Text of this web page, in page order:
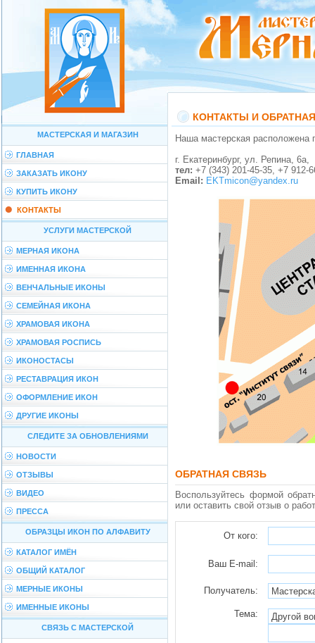
МАСТЕРСКАЯ И МАГАЗИН
ГЛАВНАЯ
ЗАКАЗАТЬ ИКОНУ
КУПИТЬ ИКОНУ
КОНТАКТЫ
УСЛУГИ МАСТЕРСКОЙ
МЕРНАЯ ИКОНА
ИМЕННАЯ ИКОНА
ВЕНЧАЛЬНЫЕ ИКОНЫ
СЕМЕЙНАЯ ИКОНА
ХРАМОВАЯ ИКОНА
ХРАМОВАЯ РОСПИСЬ
ИКОНОСТАСЫ
РЕСТАВРАЦИЯ ИКОН
ОФОРМЛЕНИЕ ИКОН
ДРУГИЕ ИКОНЫ
СЛЕДИТЕ ЗА ОБНОВЛЕНИЯМИ
НОВОСТИ
ОТЗЫВЫ
ВИДЕО
ПРЕССА
ОБРАЗЦЫ ИКОН ПО АЛФАВИТУ
КАТАЛОГ ИМЁН
ОБЩИЙ КАТАЛОГ
МЕРНЫЕ ИКОНЫ
ИМЕННЫЕ ИКОНЫ
СВЯЗЬ С МАСТЕРСКОЙ
КОНТАКТЫ И
Наша мастерская
г. Екатеринбург, ул. Репина, 6a,
тел: +7 (343) 201-45-35, +7 912-
Email: EKTmicon@yandex.ru
ОБРАТНАЯ СВЯЗЬ
Воспользуйтесь формой
или оставить свой отзыв о
От кого:
Ваш E-mail:
Получатель:
Тема: